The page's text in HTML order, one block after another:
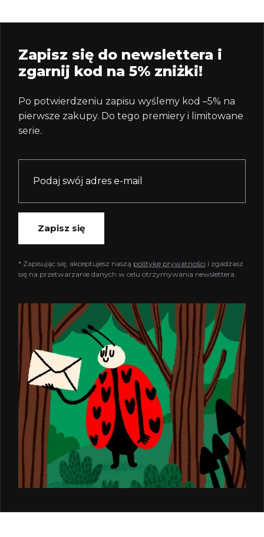
Zapisz się do newslettera i
zgarnij kod na 5% zniżki!
Po potwierdzeniu zapisu wyślemy kod –5% na
pierwsze zakupy. Do tego premiery i limitowane
serie.
Zapisz się
* Zapisując się, akceptujesz naszą politykę prywatności i zgadzasz
się na przetwarzanie danych w celu otrzymywania newslettera.